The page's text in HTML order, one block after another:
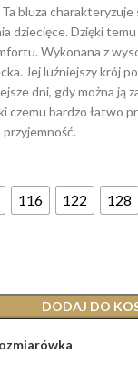
bluza charakteryzuje
dziecięce. Dzięki
Wykonana z
Jej luźniejszy krój
dni, gdy można ją
czemu bardzo łatwo
116 122 128
DODAJ DO